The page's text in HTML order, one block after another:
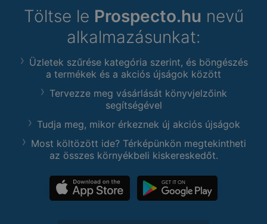
Töltse le Prospecto.hu nevű
alkalmazásunkat:
Üzletek szűrése kategória szerint, és böngészés
a termékek és a akciós újságok között
Tervezze meg vásárlását könyvjelzőink
segítségével
Tudja meg, mikor érkeznek új akciós újságok
Most költözött ide? Térképünkön megtekintheti
az összes környékbeli kiskereskedőt.